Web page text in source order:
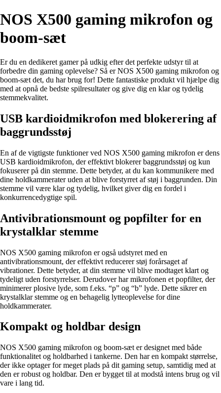
NOS X500 gaming mikrofon og
boom-sæt
Er du en dedikeret gamer på udkig efter det perfekte udstyr til at
forbedre din gaming oplevelse? Så er NOS X500 gaming mikrofon og
boom-sæt det, du har brug for! Dette fantastiske produkt vil hjælpe dig
med at opnå de bedste spilresultater og give dig en klar og tydelig
stemmekvalitet.
USB kardioidmikrofon med blokerering af
baggrundsstøj
En af de vigtigste funktioner ved NOS X500 gaming mikrofon er dens
USB kardioidmikrofon, der effektivt blokerer baggrundsstøj og kun
fokuserer på din stemme. Dette betyder, at du kan kommunikere med
dine holdkammerater uden at blive forstyrret af støj i baggrunden. Din
stemme vil være klar og tydelig, hvilket giver dig en fordel i
konkurrencedygtige spil.
Antivibrationsmount og popfilter for en
krystalklar stemme
NOS X500 gaming mikrofon er også udstyret med en
antivibrationsmount, der effektivt reducerer støj forårsaget af
vibrationer. Dette betyder, at din stemme vil blive modtaget klart og
tydeligt uden forstyrrelser. Derudover har mikrofonen et popfilter, der
minimerer plosive lyde, som f.eks. “p” og “b” lyde. Dette sikrer en
krystalklar stemme og en behagelig lytteoplevelse for dine
holdkammerater.
Kompakt og holdbar design
NOS X500 gaming mikrofon og boom-sæt er designet med både
funktionalitet og holdbarhed i tankerne. Den har en kompakt størrelse,
der ikke optager for meget plads på dit gaming setup, samtidig med at
den er robust og holdbar. Den er bygget til at modstå intens brug og vil
vare i lang tid.